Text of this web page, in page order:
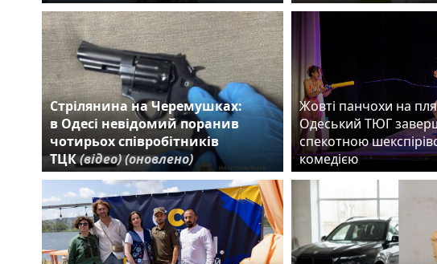
Стрілянина на Черемушках:
в Одесі невідомий поранив
чотирьох співробітників
ТЦК(відео)(оновлено)
Жовті панчохи на
Одеський ТЮГ
спекотною
комедією